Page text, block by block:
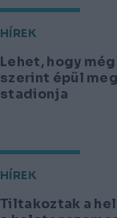
HÍREK
Lehet, hogy
szerint épül
stadionja
HÍREK
Tiltakoztak a